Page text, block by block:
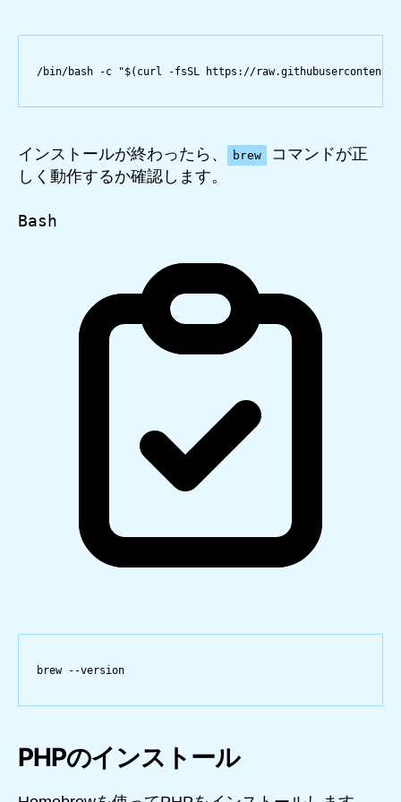
/bin/bash -c "$( curl -fsSL https://
インストールが終わったら、 brew
コマンドが正
しく動作するか確認します。
Bash
brew --version
PHPのインストール